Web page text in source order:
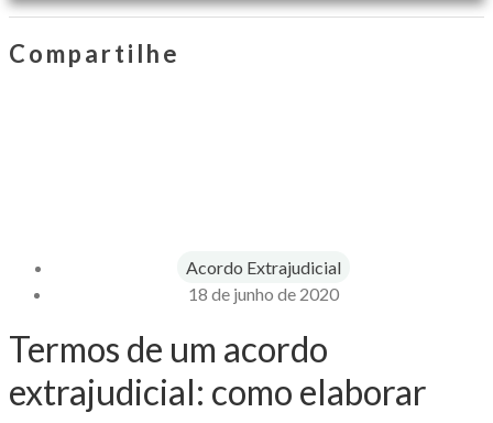
Compartilhe
Acordo Extrajudicial
18 de junho de 2020
Termos de um acordo
extrajudicial: como elaborar